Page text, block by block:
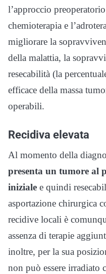
l’approccio
chemioterapia e
migliorare la
della malattia, la
resecabilità (la
efficace della massa
operabili.
Recidiva elevata
Al momento della
presenta un tumore al
iniziale e quindi
asportazione chirurgica
recidive locali è
assenza di terapie
inoltre, per la sua
non può essere irradiato